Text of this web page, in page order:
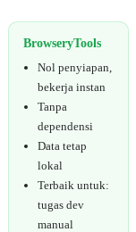
BrowseryTools
Nol penyiapan,
bekerja instan
Tanpa
dependensi
Data tetap
lokal
Terbaik untuk:
tugas dev
manual